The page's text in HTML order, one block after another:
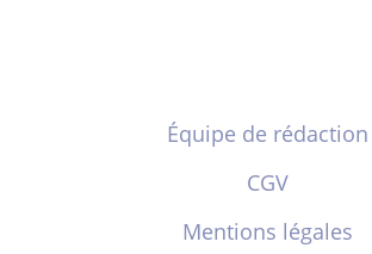
Équipe de rédaction
CGV
Mentions légales